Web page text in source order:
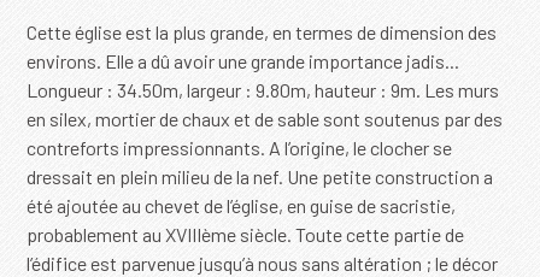
Cette église est la plus grande, en termes de dimension des
environs. Elle a dû avoir une grande importance jadis...
Longueur : 34.50m, largeur : 9.80m, hauteur : 9m. Les murs
en silex, mortier de chaux et de sable sont soutenus par des
contreforts impressionnants. A l’origine, le clocher se
dressait en plein milieu de la nef. Une petite construction a
été ajoutée au chevet de l’église, en guise de sacristie,
probablement au XVIIIème siècle. Toute cette partie de
l’édifice est parvenue jusqu’à nous sans altération ; le décor